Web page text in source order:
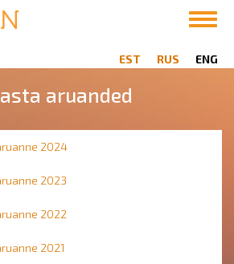
EST
RUS ENG
aruanded
2024
2023
2022
2021